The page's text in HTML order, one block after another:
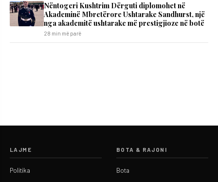
Nëntogeri Kushtrim Dërguti diplomohet në
Akademinë Mbretërore Ushtarake Sandhurst, një
nga akademitë ushtarake më prestigjioze në botë
28 min më parë
LAJME
Politika
BOTA & RAJONI
Bota